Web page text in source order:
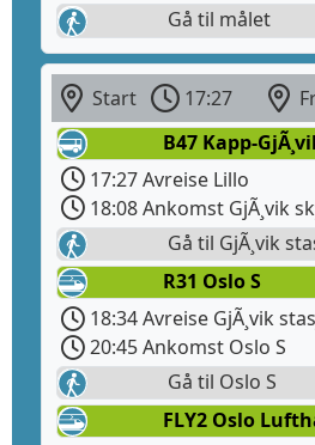
Gå til målet
Start 17:27
B47 Kapp-
17:27 Avreise Lillo
18:08 Ankomst GjÃ¸vik
Gå til GjÃ¸vik
R31 Oslo S
18:34 Avreise GjÃ¸vik
20:45 Ankomst Oslo S
Gå til Oslo S
FLY2 Oslo